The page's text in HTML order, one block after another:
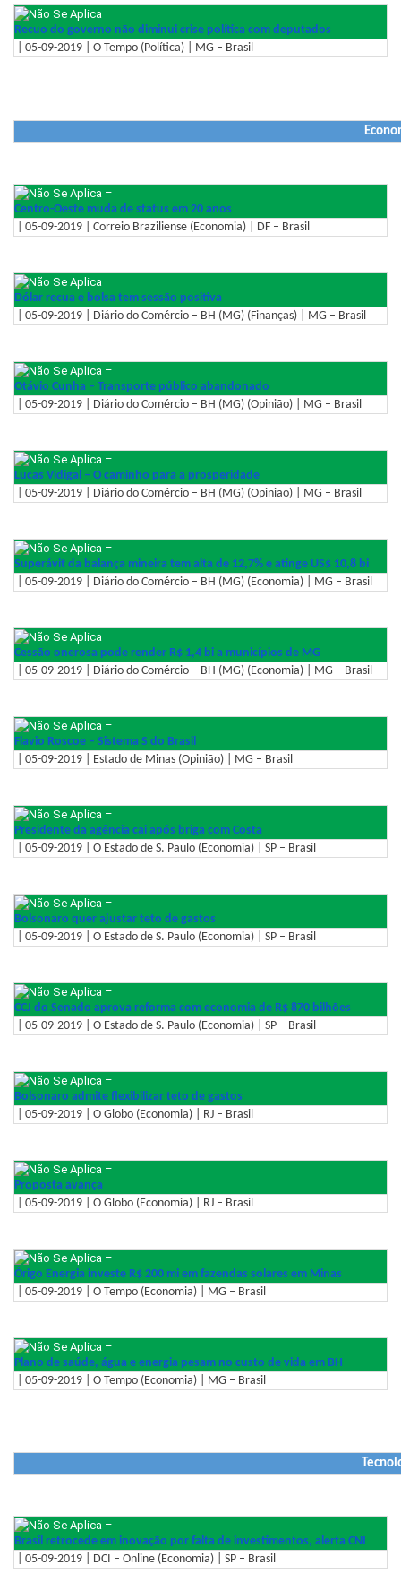
–
Recuo do governo não diminui crise política com deputados
| 05-09-2019 | O Tempo (Política) | MG – Brasil
–
Centro-Oeste muda de status em 20 anos
| 05-09-2019 | Correio Braziliense (Economia) | DF – Brasil
–
Dólar recua e bolsa tem sessão positiva
| 05-09-2019 | Diário do Comércio – BH (MG) (Finanças) | MG – Brasil
–
Otávio Cunha – Transporte público abandonado
| 05-09-2019 | Diário do Comércio – BH (MG) (Opinião) | MG – Brasil
–
Lucas Vidigal – O caminho para a prosperidade
| 05-09-2019 | Diário do Comércio – BH (MG) (Opinião) | MG – Brasil
–
Superávit da balança mineira tem alta de 12,7% e atinge US$ 10,8 bi
| 05-09-2019 | Diário do Comércio – BH (MG) (Economia) | MG – Brasil
–
Cessão onerosa pode render R$ 1,4 bi a municípios de MG
| 05-09-2019 | Diário do Comércio – BH (MG) (Economia) | MG – Brasil
–
Flavio Roscoe – Sistema S do Brasil
| 05-09-2019 | Estado de Minas (Opinião) | MG – Brasil
–
Presidente da agência cai após briga com Costa
| 05-09-2019 | O Estado de S. Paulo (Economia) | SP – Brasil
–
Bolsonaro quer ajustar teto de gastos
| 05-09-2019 | O Estado de S. Paulo (Economia) | SP – Brasil
–
CCJ do Senado aprova reforma com economia de R$ 870 bilhões
| 05-09-2019 | O Estado de S. Paulo (Economia) | SP – Brasil
–
Bolsonaro admite flexibilizar teto de gastos
| 05-09-2019 | O Globo (Economia) | RJ – Brasil
–
Proposta avança
| 05-09-2019 | O Globo (Economia) | RJ – Brasil
–
Órigo Energia investe R$ 200 mi em fazendas solares em Minas
| 05-09-2019 | O Tempo (Economia) | MG – Brasil
–
Plano de saúde, água e energia pesam no custo de vida em BH
| 05-09-2019 | O Tempo (Economia) | MG – Brasil
–
Brasil retrocede em inovação por falta de investimentos, alerta CNI
| 05-09-2019 | DCI – Online (Economia) | SP – Brasil